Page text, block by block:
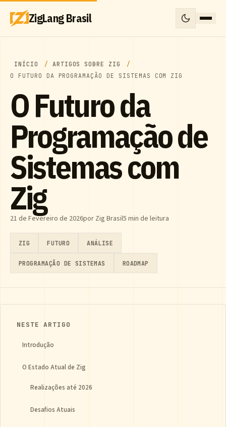
ZigLang Brasil
INÍCIO
ARTIGOS SOBRE ZIG
O FUTURO DA PROGRAMAÇÃO DE SISTEMAS COM ZIG
O Futuro da
Programação de
Sistemas com
Zig
21 de Fevereiro de 2026por Zig Brasil5 min de leitura
ZIG FUTURO ANÁLISE
PROGRAMAÇÃO DE SISTEMAS ROADMAP
NESTE ARTIGO
Introdução
O Estado Atual de Zig
Realizações até 2026
Desafios Atuais